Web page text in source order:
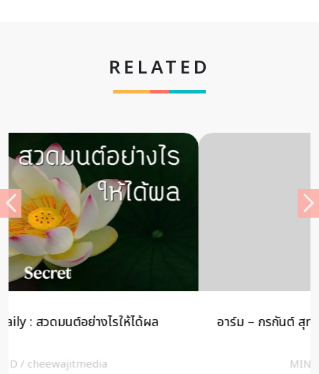
RELATED
อาร์ม – กรกันต์ สุทธิโกเศศ “ความกลัว” ทำให้ได้พบกับ
MIND